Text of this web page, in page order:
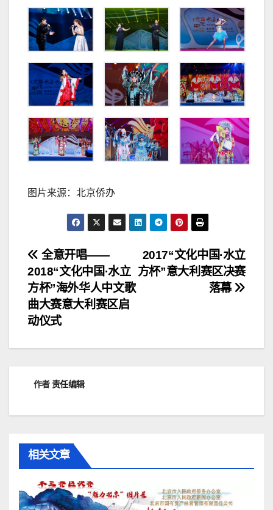
图片来源：北京侨办
文
章
导
航
2017“文化中国·水立
方杯”意大利赛区决赛
落幕
全意开唱——
2018“文化中国·水立
方杯”海外华人中文歌
曲大赛意大利赛区启
动仪式
作者责任编辑
相关文章